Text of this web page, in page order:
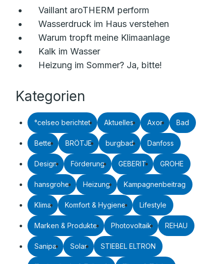
Vaillant aroTHERM perform
Wasserdruck im Haus verstehen
Warum tropft meine Klimaanlage
Kalk im Wasser
Heizung im Sommer? Ja, bitte!
Kategorien
°celseo berichtet Aktuelles Axor Bad
Bette BRÖTJE burgbad Danfoss
Design Förderung GEBERIT GROHE
hansgrohe Heizung Kampagnenbeitrag
Klima Komfort & Hygiene Lifestyle
Marken & Produkte Photovoltaik REHAU
Sanipa Solar STIEBEL ELTRON